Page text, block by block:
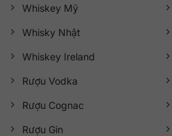
Whiskey Mỹ
Whisky Nhật
Whiskey Ireland
Rượu Vodka
Rượu Cognac
Rượu Gin